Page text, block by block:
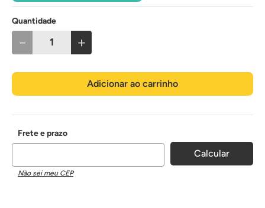
Quantidade
＋
－
Adicionar ao carrinho
Não sei meu CEP